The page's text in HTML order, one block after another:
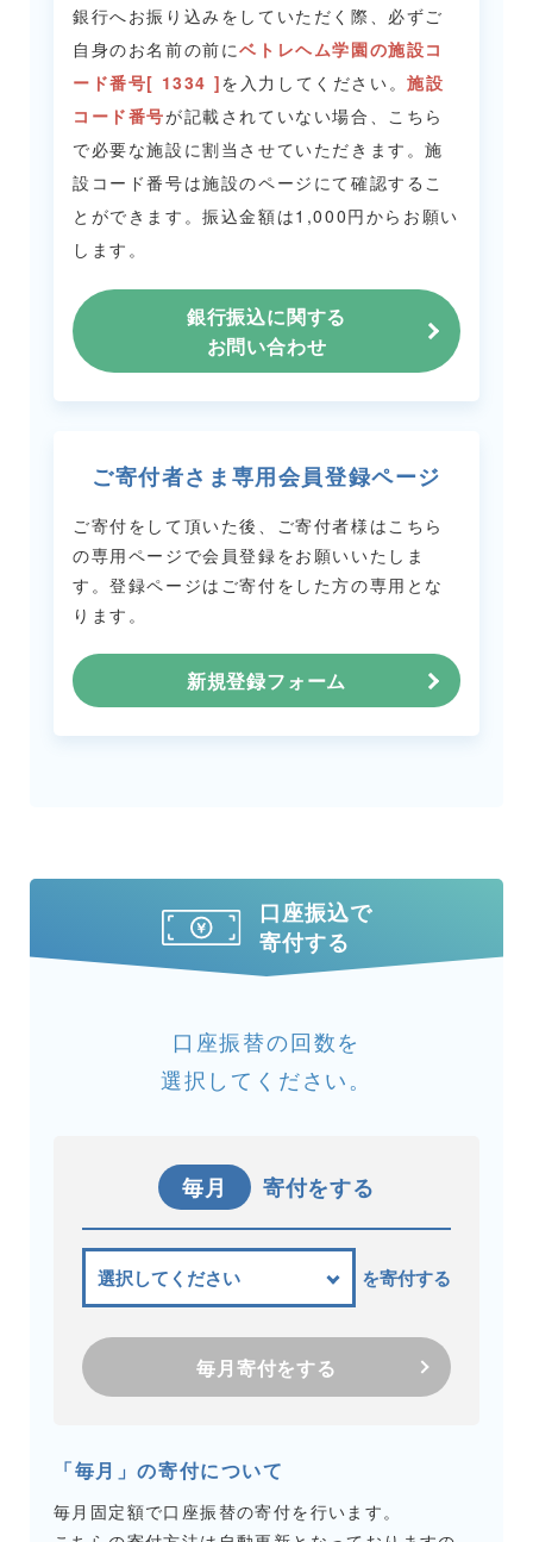
銀行へお振り込みをしていただく際、必ずご
自身のお名前の前にベトレヘム学園の施設コ
ード番号[ 1334 ]を入力してください。施設
コード番号が記載されていない場合、こちら
で必要な施設に割当させていただきます。施
設コード番号は施設のページにて確認するこ
とができます。振込金額は1,000円からお願い
します。
銀行振込に関する
お問い合わせ
ご寄付者さま専用会員登録ページ
ご寄付をして頂いた後、ご寄付者様はこちら
の専用ページで会員登録をお願いいたしま
す。登録ページはご寄付をした方の専用とな
ります。
新規登録フォーム
口座振込で
寄付する
口座振替の回数を
選択してください。
毎月 寄付をする
を寄付する
毎月寄付をする
「毎月」の寄付について
毎月固定額で口座振替の寄付を行います。